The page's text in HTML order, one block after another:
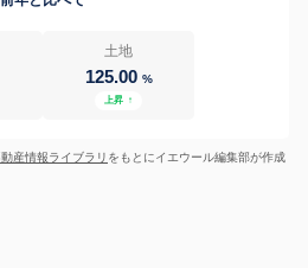
土地
125.00 %
上昇 ↑
産情報ライブラリ をもとにイエウール編集部が作成